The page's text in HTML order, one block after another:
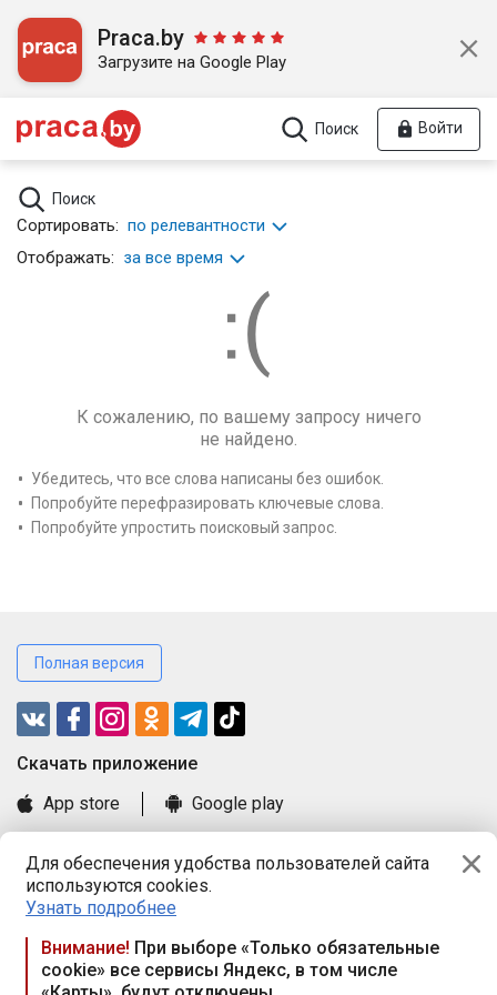
Для обеспечения удобства пользователей сайта
используются cookies.
Узнать подробнее
Внимание! При выборе «Только обязательные
cookie» все сервисы Яндекс, в том числе
Praca.by
Загрузите на Google Play
Поиск Войти
Поиск
Сортировать: по релевантности
Отображать: за все время
К сожалению, по вашему запросу ничего
не найдено.
Убедитесь, что все слова написаны без ошибок.
Попробуйте перефразировать ключевые слова.
Попробуйте упростить поисковый запрос.
Полная версия
Cкачать приложение
App store
Google play
Книга замечаний и предложений
Правила и документы
Praca.by © 2000—2026, ООО «ПРАЦА БАЙ»
Республика Беларусь, 220114, г. Минск, пр-т Независимости
117а, пом. № 9.